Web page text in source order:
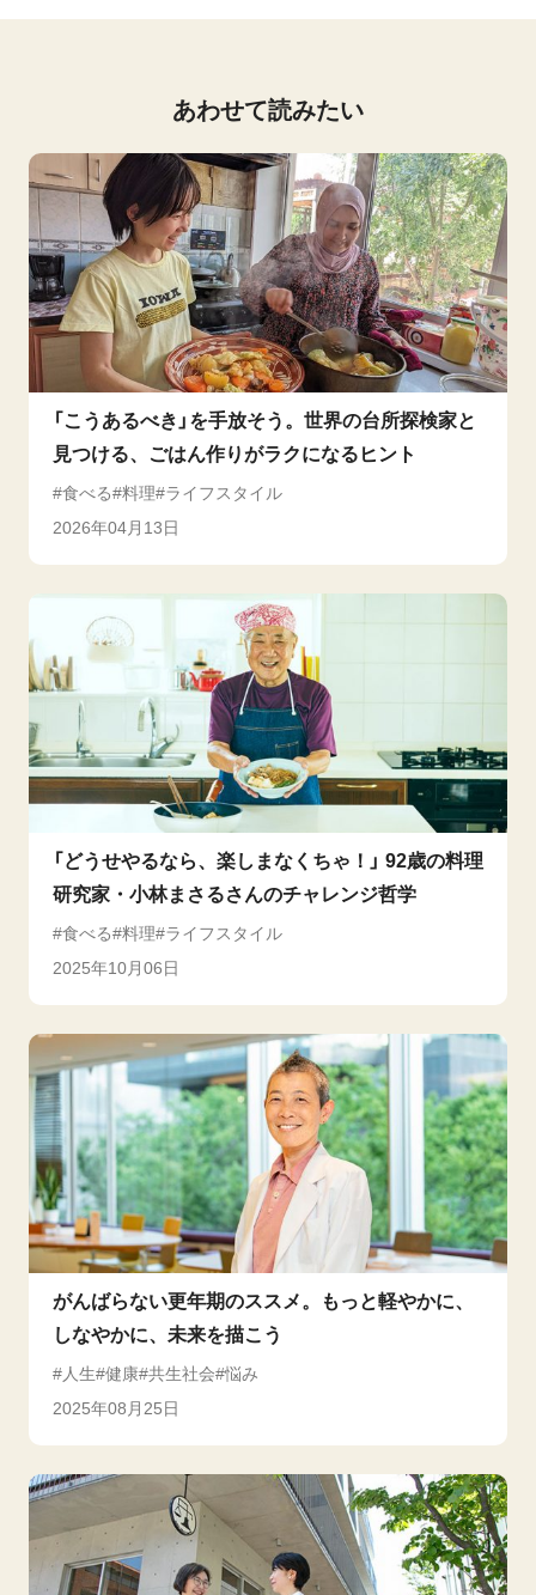
あわせて読みたい
「こうあるべき」を手放そう。世界の台所探検家と
見つける、ごはん作りがラクになるヒント
食べる 料理
ライフスタイル
2026年04月13日
「どうせやるなら、楽しまなくちゃ！」 92歳の料理
研究家・小林まさるさんのチャレンジ哲学
食べる 料理
ライフスタイル
2025年10月06日
がんばらない更年期のススメ。もっと軽やかに、
しなやかに、未来を描こう
人生 健康 共生社会 悩み
2025年08月25日